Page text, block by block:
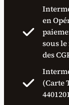
en
sous
des
(Carte